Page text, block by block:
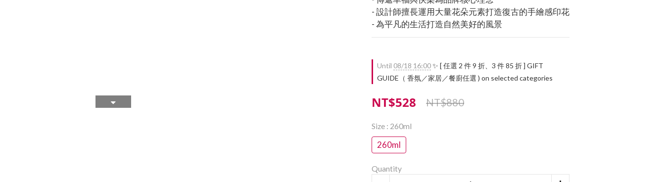
- 設計師擅長運用大量花朵元素打造復古的手繪感印花
- 為平凡的生活打造自然美好的風景
Until 08/18 16:00✨ [ 任選 2 件 9 折、3 件 85 折 ] GIFT
GUIDE（ 香氛／家居／餐廚任選 ) on selected categories
NT$528 NT$880
Size : 260ml
260ml
Quantity